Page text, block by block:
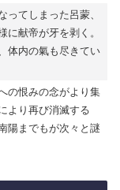
ってしまった呂蒙、
に献帝が牙を剥く。
体内の氣も尽きてい
の恨みの念がより集
より再び消滅する
陽までもが次々と謎